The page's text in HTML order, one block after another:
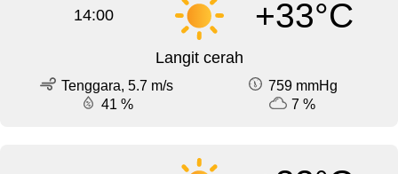
14:00 +33°C
Langit cerah
Tenggara, 5.7 m/s
759 mmHg
41 %
7 %